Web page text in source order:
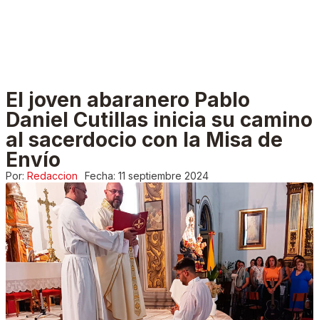
El joven abaranero Pablo
Daniel Cutillas inicia su camino
al sacerdocio con la Misa de
Envío
Por: Redaccion Fecha: 11 septiembre 2024